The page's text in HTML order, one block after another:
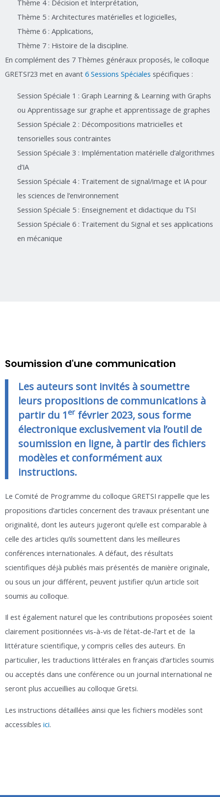
Thème 4 : Décision et Interprétation,
Thème 5 : Architectures matérielles et logicielles,
Thème 6 : Applications,
Thème 7 : Histoire de la discipline.
En complément des 7 Thèmes généraux proposés, le colloque
GRETSI’23 met en avant 6 Sessions Spéciales spécifiques :
Session Spéciale 1 : Graph Learning & Learning with Graphs
ou Apprentissage sur graphe et apprentissage de graphes
Session Spéciale 2 : Décompositions matricielles et
tensorielles sous contraintes
Session Spéciale 3 : Implémentation matérielle d’algorithmes
d’IA
Session Spéciale 4 : Traitement de signal/image et IA pour
les sciences de l’environnement
Session Spéciale 5 : Enseignement et didactique du TSI
Session Spéciale 6 : Traitement du Signal et ses applications
en mécanique
Soumission d'une communication
Les auteurs sont invités à soumettre
leurs propositions de communications à
partir du 1er février 2023, sous forme
électronique exclusivement via l’outil de
soumission en ligne, à partir des fichiers
modèles et conformément aux
instructions.
Le Comité de Programme du colloque GRETSI rappelle que les
propositions d’articles concernent des travaux présentant une
originalité, dont les auteurs jugeront qu’elle est comparable à
celle des articles qu’ils soumettent dans les meilleures
conférences internationales. A défaut, des résultats
scientifiques déjà publiés mais présentés de manière originale,
ou sous un jour différent, peuvent justifier qu’un article soit
soumis au colloque.
Il est également naturel que les contributions proposées soient
clairement positionnées vis-à-vis de l’état-de-l’art et de la
littérature scientifique, y compris celles des auteurs. En
particulier, les traductions littérales en français d’articles soumis
ou acceptés dans une conférence ou un journal international ne
seront plus accueillies au colloque Gretsi.
Les instructions détaillées ainsi que les fichiers modèles sont
accessibles ici.